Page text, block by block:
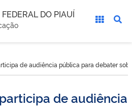
DO PIAUÍ
de audiência pública para debater
de audiência